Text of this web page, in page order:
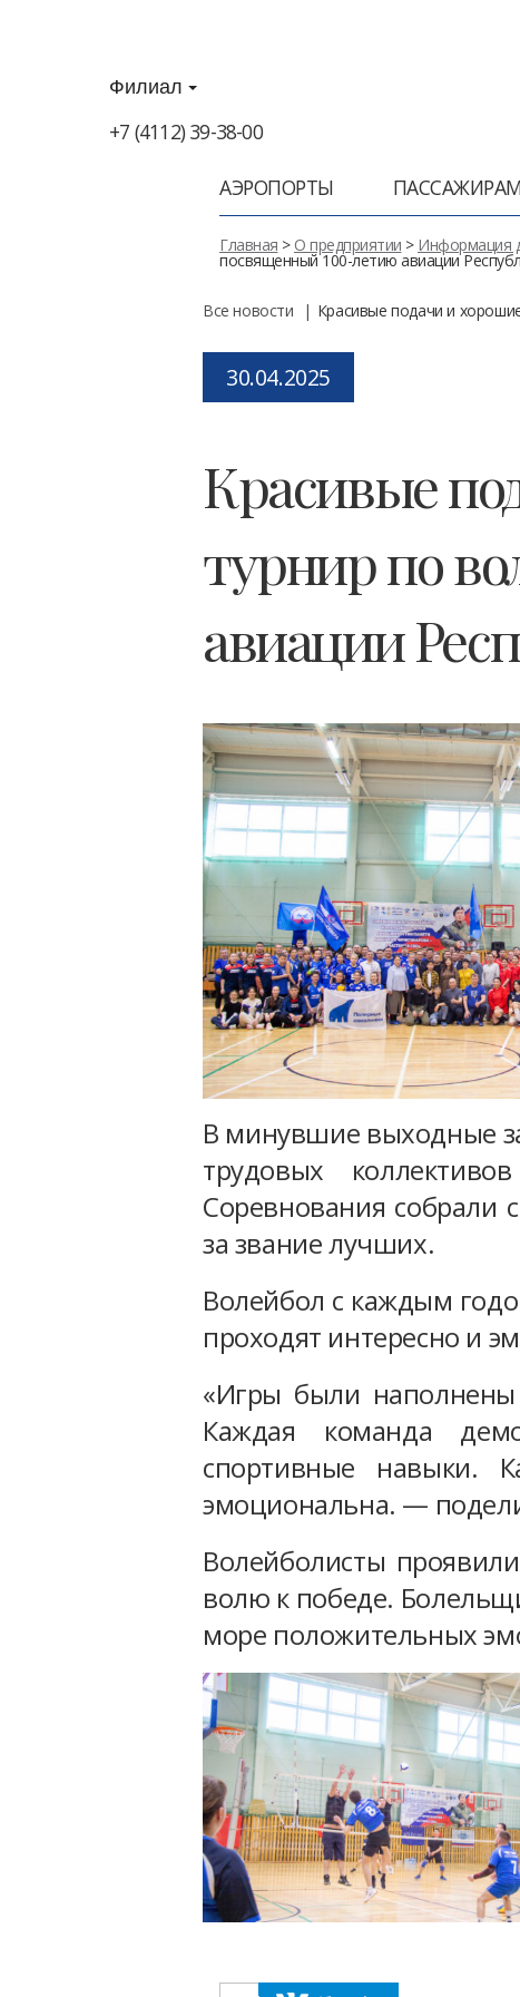
Филиал
+7 (4112) 39-38-00
АЭРОПОРТЫ
Главная > О предприятии > Информация
посвященный 100-летию авиации
Все новости Красивые подачи и
Posted
30.04.2025
Красивые
турнир по
авиации
В минувшие выходные
трудовых
Соревнования собрали
за звание лучших.
Волейбол с каждым
проходят интересно и
«Игры были
Каждая команда
спортивные навыки.
эмоциональна. —
Волейболисты
волю к победе.
море положительных